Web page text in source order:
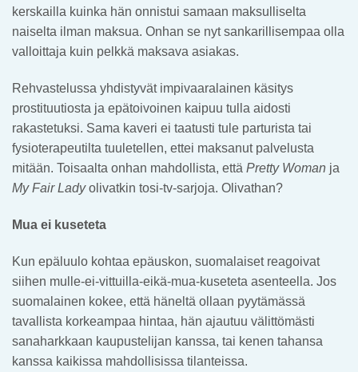
kerskailla kuinka hän onnistui samaan maksulliselta
naiselta ilman maksua. Onhan se nyt sankarillisempaa olla
valloittaja kuin pelkkä maksava asiakas.
Rehvastelussa yhdistyvät impivaaralainen käsitys
prostituutiosta ja epätoivoinen kaipuu tulla aidosti
rakastetuksi. Sama kaveri ei taatusti tule parturista tai
fysioterapeutilta tuuletellen, ettei maksanut palvelusta
mitään. Toisaalta onhan mahdollista, että Pretty Woman ja
My Fair Ladyolivatkin tosi-tv-sarjoja. Olivathan?
Mua ei kuseteta
Kun epäluulo kohtaa epäuskon, suomalaiset reagoivat
siihen mulle-ei-vittuilla-eikä-mua-kuseteta asenteella. Jos
suomalainen kokee, että häneltä ollaan pyytämässä
tavallista korkeampaa hintaa, hän ajautuu välittömästi
sanaharkkaan kaupustelijan kanssa, tai kenen tahansa
kanssa kaikissa mahdollisissa tilanteissa.